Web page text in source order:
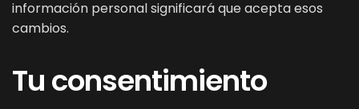
información personal significará que acepta esos
cambios.
Tu consentimiento